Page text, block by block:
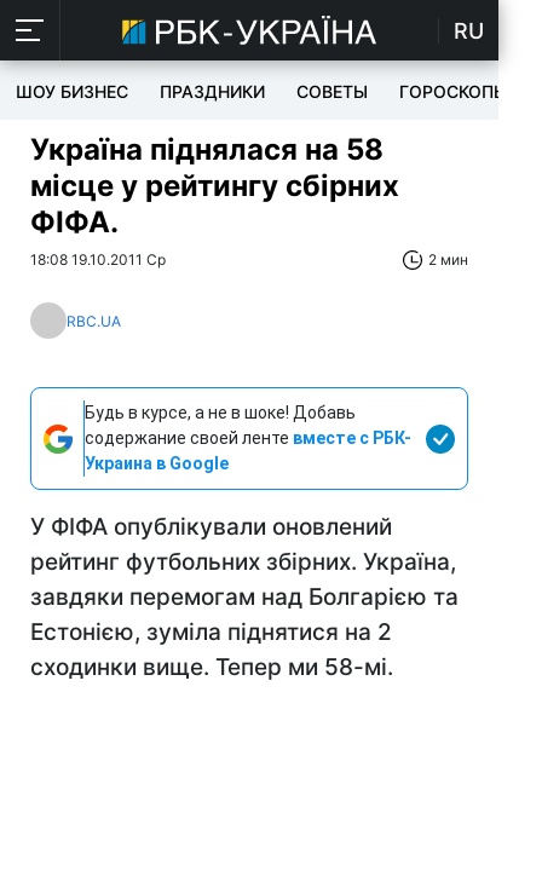
RU
ШОУ БИЗНЕС ПРАЗДНИКИ СОВЕТЫ ГОРОСКОПЫ
Україна піднялася на 58
місце у рейтингу сбірних
ФІФА.
18:08 19.10.2011 Ср 2 мин
RBC.UA
Будь в курсе, а не в шоке! Добавь
содержание своей ленте вместе с РБК-
Украина в Google
У ФІФА опублікували оновлений
рейтинг футбольних збірних. Україна,
завдяки перемогам над Болгарією та
Естонією, зуміла піднятися на 2
сходинки вище. Тепер ми 58-мі.